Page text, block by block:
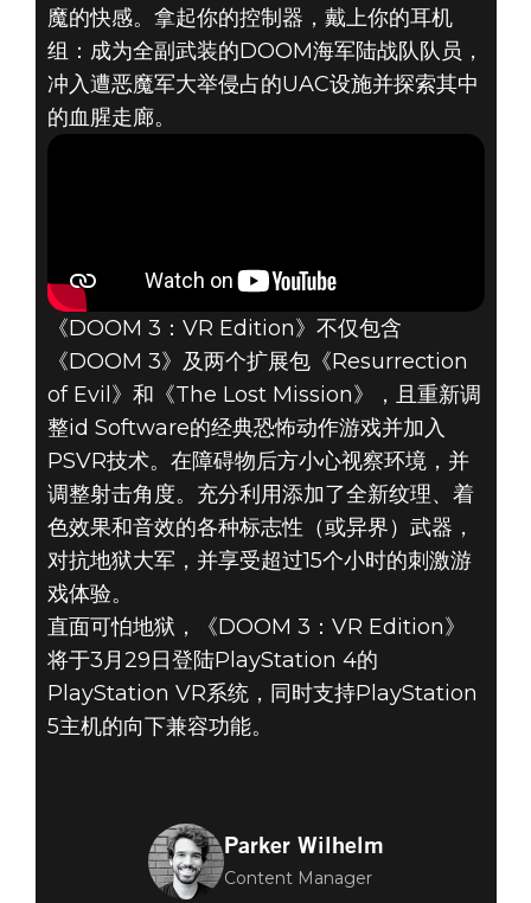
DOOM 3
2021年3月04日
《DOOM 3：VR
EDITION》，重
现恐怖体验
魔的快感。拿起你的控制器，戴上你的耳机
组：成为全副武装的DOOM海军陆战队队员，
冲入遭恶魔军大举侵占的UAC设施并探索其中
的血腥走廊。
《DOOM 3：VR Edition》不仅包含
《DOOM 3》及两个扩展包《Resurrection
of Evil》和《The Lost Mission》，且重新调
整id Software的经典恐怖动作游戏并加入
PSVR技术。在障碍物后方小心视察环境，并
调整射击角度。充分利用添加了全新纹理、着
色效果和音效的各种标志性（或异界）武器，
对抗地狱大军，并享受超过15个小时的刺激游
戏体验。
直面可怕地狱，《DOOM 3：VR Edition》
将于3月29日登陆PlayStation 4的
PlayStation VR系统，同时支持PlayStation
5主机的向下兼容功能。
Parker Wilhelm
Content Manager